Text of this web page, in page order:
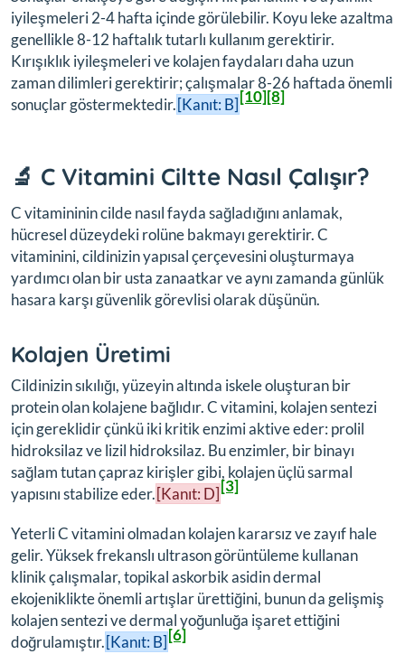
iyileşmeleri 2-4 hafta içinde görülebilir. Koyu leke azaltma
genellikle 8-12 haftalık tutarlı kullanım gerektirir.
Kırışıklık iyileşmeleri ve kolajen faydaları daha uzun
zaman dilimleri gerektirir; çalışmalar 8-26 haftada önemli
sonuçlar göstermektedir.[Kanıt: B][10][8]
🔬 C Vitamini Ciltte Nasıl Çalışır?
C vitamininin cilde nasıl fayda sağladığını anlamak,
hücresel düzeydeki rolüne bakmayı gerektirir. C
vitaminini, cildinizin yapısal çerçevesini oluşturmaya
yardımcı olan bir usta zanaatkar ve aynı zamanda günlük
hasara karşı güvenlik görevlisi olarak düşünün.
Kolajen Üretimi
Cildinizin sıkılığı, yüzeyin altında iskele oluşturan bir
protein olan kolajene bağlıdır. C vitamini, kolajen sentezi
için gereklidir çünkü iki kritik enzimi aktive eder: prolil
hidroksilaz ve lizil hidroksilaz. Bu enzimler, bir binayı
sağlam tutan çapraz kirişler gibi, kolajen üçlü sarmal
yapısını stabilize eder.[Kanıt: D][3]
Yeterli C vitamini olmadan kolajen kararsız ve zayıf hale
gelir. Yüksek frekanslı ultrason görüntüleme kullanan
klinik çalışmalar, topikal askorbik asidin dermal
ekojeniklikte önemli artışlar ürettiğini, bunun da gelişmiş
kolajen sentezi ve dermal yoğunluğa işaret ettiğini
doğrulamıştır.[Kanıt: B][6]